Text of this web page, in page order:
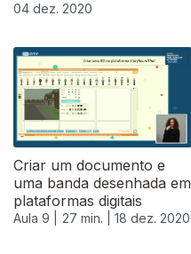
04 dez. 2020
Criar um documento e
uma banda desenhada em
plataformas digitais
Aula 9 | 27 min. | 18 dez. 2020